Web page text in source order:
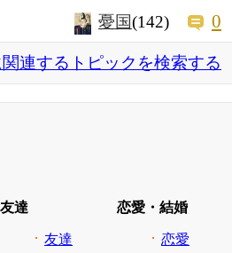
憂国(142) 0
関連するトピックを検索する
友達
友達
恋愛・結婚
恋愛